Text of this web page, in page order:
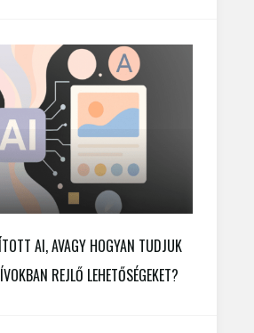
AI, AVAGY HOGYAN TUDJUK
REJLŐ LEHETŐSÉGEKET?